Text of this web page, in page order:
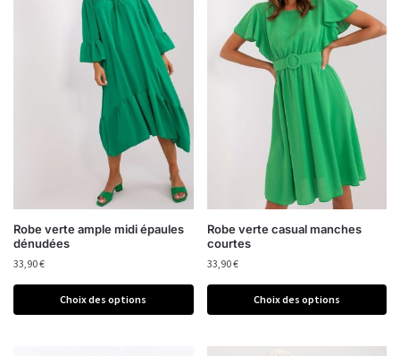
Robe verte ample midi épaules
dénudées
33,90€
Choix des options
Robe verte casual manches
courtes
33,90€
Choix des options